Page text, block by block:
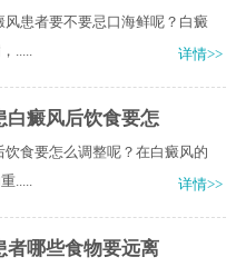
患者要不要忌口海鲜呢？白癜
.....
详情>>
白癜风后饮食要怎
食要怎么调整呢？在白癜风的
.....
详情>>
者哪些食物要远离